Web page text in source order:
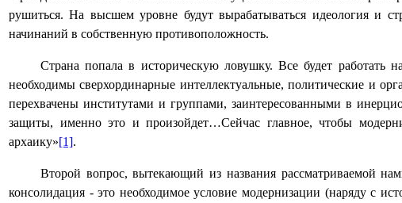
рушиться. На высшем уровне будут вырабатываться идеология и
начинаний в собственную противоположность.
Страна попала в историческую ловушку. Все будет работать
необходимы сверхординарные интеллектуальные, политические и
перехвачены институтами и группами, заинтересованными в
защиты, именно это и произойдет…Сейчас главное, чтобы
архаику»[1].
Второй вопрос, вытекающий из названия рассматриваемой
консолидация - это необходимое условие модернизации (наряду с